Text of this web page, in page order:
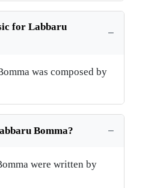
for Labbaru
was composed by
Bomma?
were written by